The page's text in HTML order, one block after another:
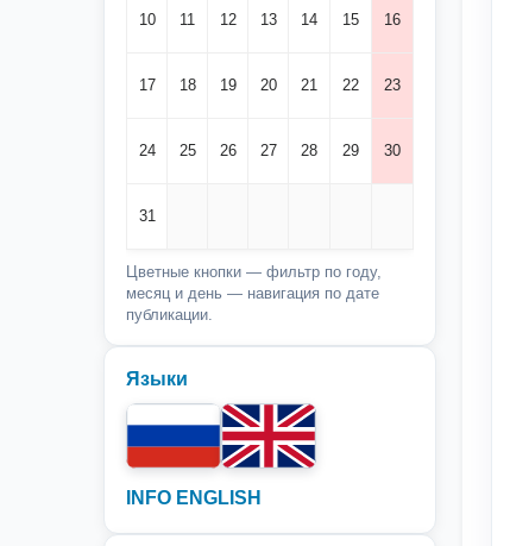
10 11 12 13 14 15 16
17 18 19 20 21 22 23
24 25 26 27 28 29 30
31
Цветные кнопки — фильтр по году,
месяц и день — навигация по дате
публикации.
Языки
INFO ENGLISH